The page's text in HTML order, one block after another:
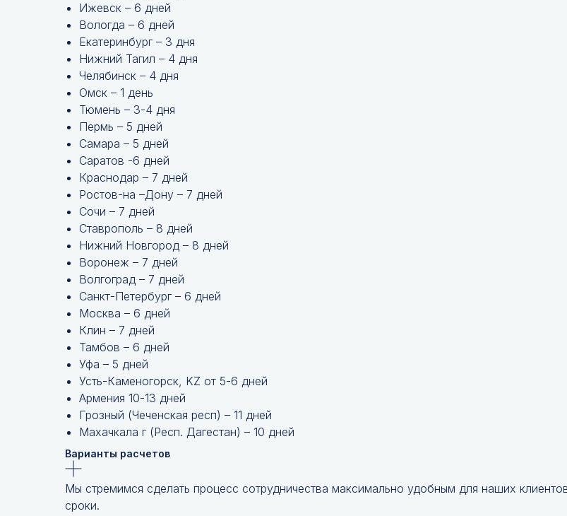
Ижевск – 6 дней
Вологда – 6 дней
Екатеринбург – 3 дня
Нижний Тагил – 4 дня
Челябинск – 4 дня
Омск – 1 день
Тюмень – 3-4 дня
Пермь – 5 дней
Самара – 5 дней
Саратов -6 дней
Краснодар – 7 дней
Ростов-на –Дону – 7 дней
Сочи – 7 дней
Ставрополь – 8 дней
Нижний Новгород – 8 дней
Воронеж – 7 дней
Волгоград – 7 дней
Санкт-Петербург – 6 дней
Москва – 6 дней
Клин – 7 дней
Тамбов – 6 дней
Уфа – 5 дней
Усть-Каменогорск, KZ от 5-6 дней
Армения 10-13 дней
Грозный (Чеченская респ) – 11 дней
Махачкала г (Респ. Дагестан) – 10 дней
Варианты расчетов
Мы стремимся сделать процесс сотрудничества максимально удобным для наших
сроки.